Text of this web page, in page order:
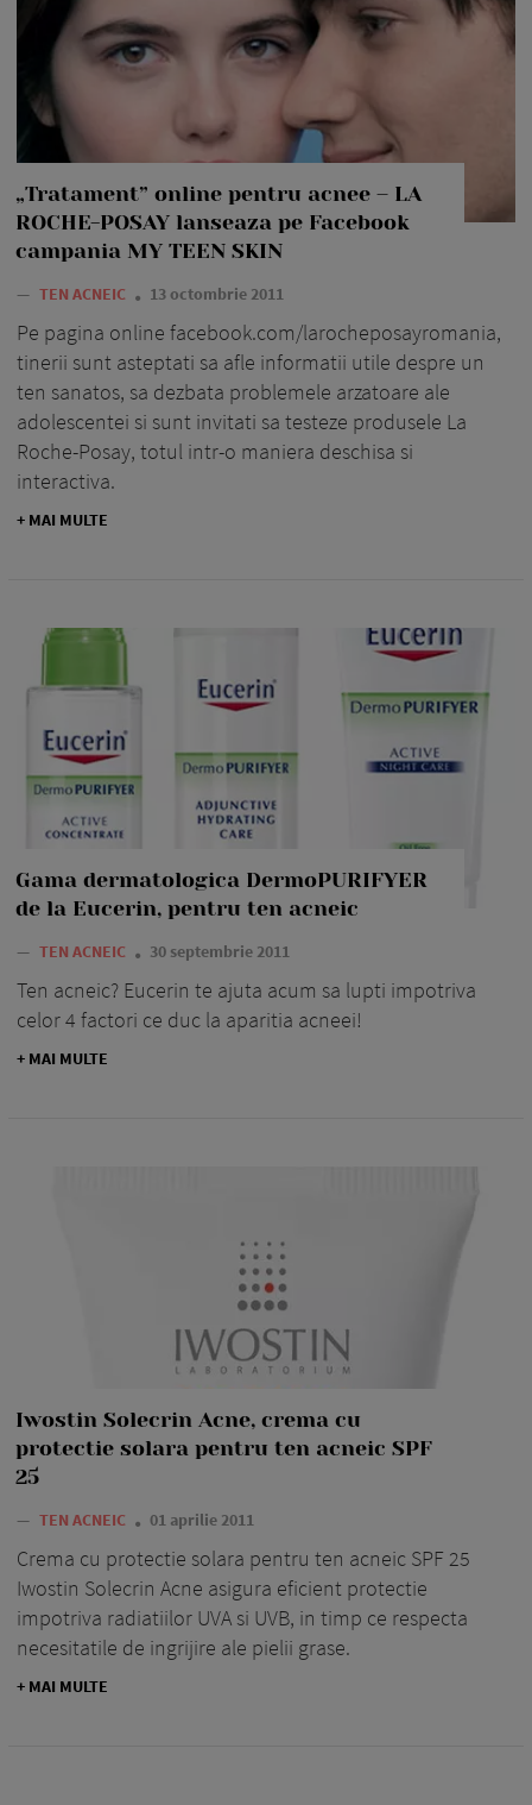
„Tratament” online pentru acnee – LA
ROCHE-POSAY lanseaza pe Facebook
campania MY TEEN SKIN
— TEN ACNEIC 13 octombrie 2011
Pe pagina online facebook.com/larocheposayromania,
tinerii sunt asteptati sa afle informatii utile despre un
ten sanatos, sa dezbata problemele arzatoare ale
adolescentei si sunt invitati sa testeze produsele La
Roche-Posay, totul intr-o maniera deschisa si
interactiva.
+ MAI MULTE
Gama dermatologica DermoPURIFYER
de la Eucerin, pentru ten acneic
— TEN ACNEIC 30 septembrie 2011
Ten acneic? Eucerin te ajuta acum sa lupti impotriva
celor 4 factori ce duc la aparitia acneei!
+ MAI MULTE
Iwostin Solecrin Acne, crema cu
protectie solara pentru ten acneic SPF
25
— TEN ACNEIC 01 aprilie 2011
Crema cu protectie solara pentru ten acneic SPF 25
Iwostin Solecrin Acne asigura eficient protectie
impotriva radiatiilor UVA si UVB, in timp ce respecta
necesitatile de ingrijire ale pielii grase.
+ MAI MULTE